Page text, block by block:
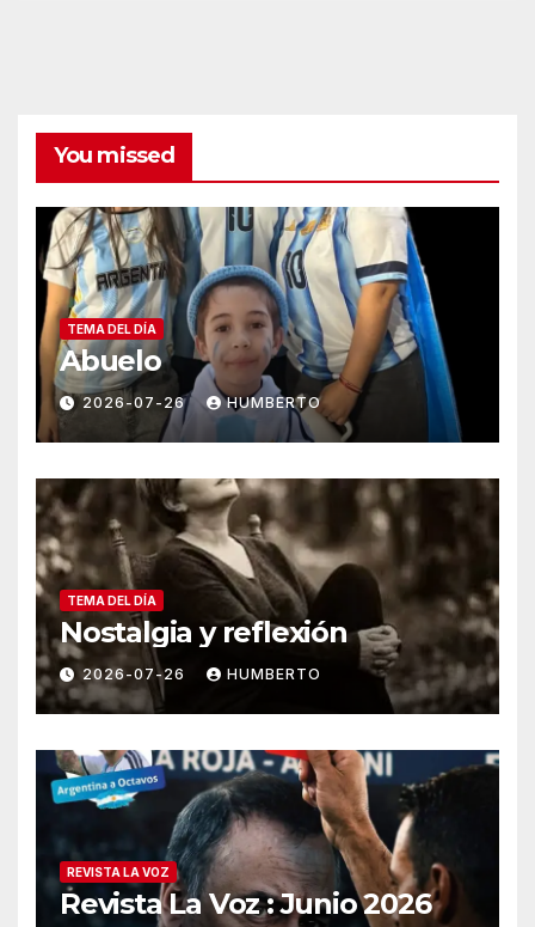
You missed
TEMA DEL DÍA
Abuelo
2026-07-26 HUMBERTO
TEMA DEL DÍA
Nostalgia y reflexión
2026-07-26 HUMBERTO
REVISTA LA VOZ
Revista La Voz : Junio 2026